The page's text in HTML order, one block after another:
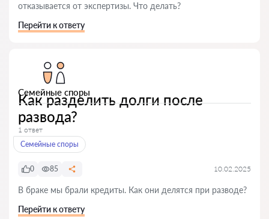
отказывается от экспертизы. Что делать?
Перейти к ответу
Семейные споры
Как разделить долги после
развода?
1 ответ
Семейные споры
0 85 10.02.2025
В браке мы брали кредиты. Как они делятся при разводе?
Перейти к ответу